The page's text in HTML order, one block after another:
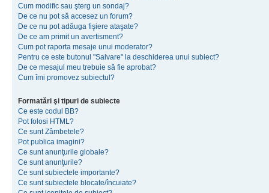
Cum modific sau şterg un sondaj?
De ce nu pot să accesez un forum?
De ce nu pot adăuga fişiere ataşate?
De ce am primit un avertisment?
Cum pot raporta mesaje unui moderator?
Pentru ce este butonul "Salvare" la deschiderea unui subiect?
De ce mesajul meu trebuie să fie aprobat?
Cum îmi promovez subiectul?
Formatări şi tipuri de subiecte
Ce este codul BB?
Pot folosi HTML?
Ce sunt Zâmbetele?
Pot publica imagini?
Ce sunt anunţurile globale?
Ce sunt anunţurile?
Ce sunt subiectele importante?
Ce sunt subiectele blocate/încuiate?